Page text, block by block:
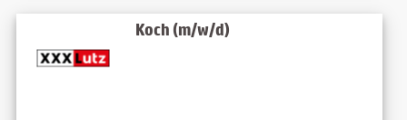
Koch (m/w/d)